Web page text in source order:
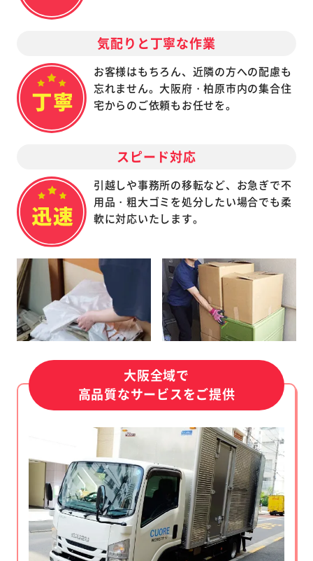
気配りと丁寧な作業
お客様はもちろん、近隣の方への配慮も
忘れません。大阪府・柏原市内の集合住
宅からのご依頼もお任せを。
スピード対応
引越しや事務所の移転など、お急ぎで不
用品・粗大ゴミを処分したい場合でも柔
軟に対応いたします。
大阪全域で
高品質なサービスをご提供